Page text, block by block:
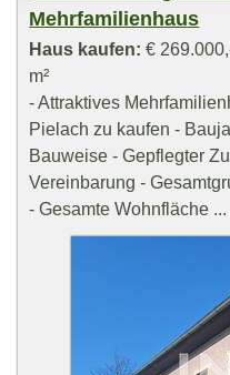
Mehrfamilienhaus
Haus kaufen: €
m²
- Attraktives
Pielach zu kaufen -
Bauweise - Gepflegter
Vereinbarung -
- Gesamte Wohnfläche ...